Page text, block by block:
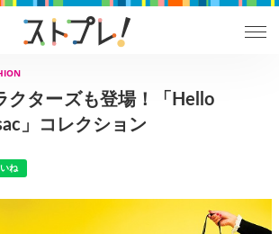
クターズも登場！「Hello
」コレクション